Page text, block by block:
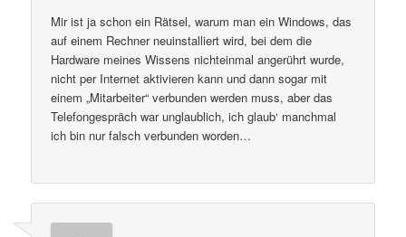
Mir ist ja schon ein Rätsel, warum man ein Windows, das
auf einem Rechner neuinstalliert wird, bei dem die
Hardware meines Wissens nichteinmal angerührt wurde,
nicht per Internet aktivieren kann und dann sogar mit
einem „Mitarbeiter“ verbunden werden muss, aber das
Telefongespräch war unglaublich, ich glaub‘ manchmal
ich bin nur falsch verbunden worden…